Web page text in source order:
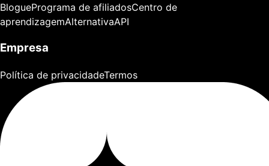
BloguePrograma de afiliadosCentro de
aprendizagemAlternativaAPI
Empresa
Política de privacidadeTermos